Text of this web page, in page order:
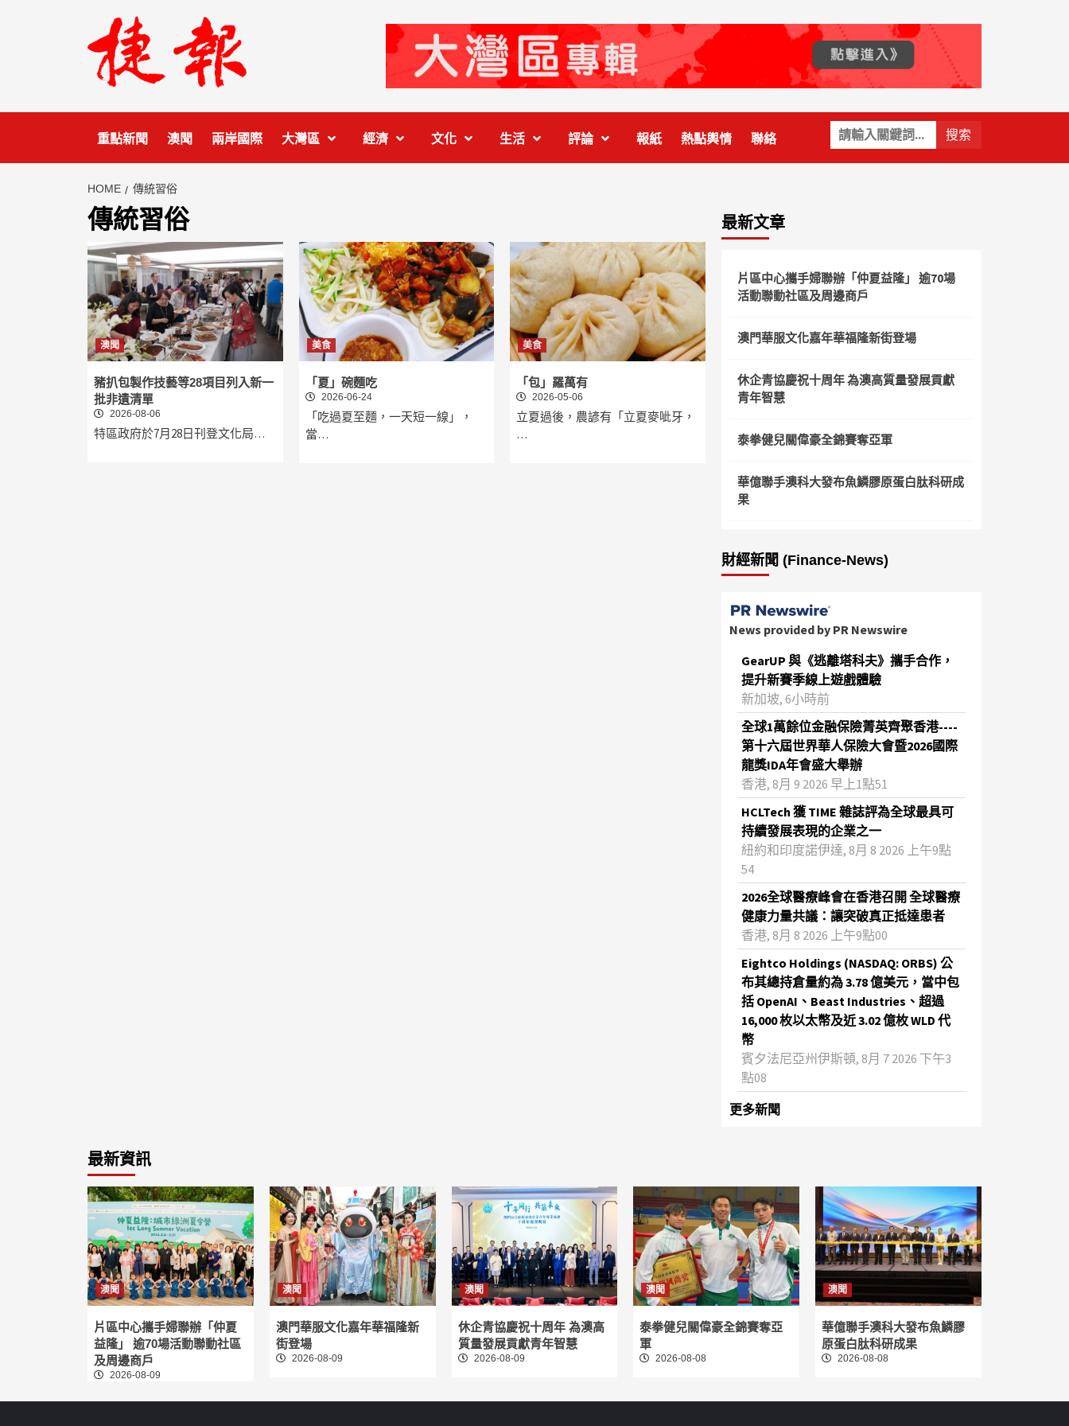
關
鍵
字:
重點新聞 澳聞 兩岸國際 大灣區 經濟 文化 生活 評論 報紙 熱點輿情 聯絡
HOME 傳統習俗
傳統習俗
澳聞
豬扒包製作技藝等28項目列入新一
批非遺清單
2026-08-06
特區政府於7月28日刊登文化局…
美食
「夏」碗麵吃
2026-06-24
「吃過夏至麵，一天短一線」，
當…
美食
「包」羅萬有
2026-05-06
立夏過後，農諺有「立夏麥呲牙，
…
最新文章
片區中心攜手婦聯辦「仲夏益隆」 逾70場
活動聯動社區及周邊商戶
澳門華服文化嘉年華福隆新街登場
休企青協慶祝十周年 為澳高質量發展貢獻
青年智慧
泰拳健兒關偉豪全錦賽奪亞軍
華億聯手澳科大發布魚鱗膠原蛋白肽科研成
果
財經新聞 (Finance-News)
News provided by PR Newswire
GearUP 與《逃離塔科夫》攜手合作，
提升新賽季線上遊戲體驗
新加坡, 6小時前
全球1萬餘位金融保險菁英齊聚香港----
第十六屆世界華人保險大會暨2026國際
龍獎IDA年會盛大舉辦
香港, 8月 9 2026 早上1點51
HCLTech 獲 TIME 雜誌評為全球最具可
持續發展表現的企業之一
紐約和印度諾伊達, 8月 8 2026 上午9點
54
2026全球醫療峰會在香港召開 全球醫療
健康力量共議：讓突破真正抵達患者
香港, 8月 8 2026 上午9點00
Eightco Holdings (NASDAQ: ORBS) 公
布其總持倉量約為 3.78 億美元，當中包
括 OpenAI、Beast Industries、超過
16,000 枚以太幣及近 3.02 億枚 WLD 代
幣
賓夕法尼亞州伊斯頓, 8月 7 2026 下午3
點08
更多新聞
最新資訊
澳聞
片區中心攜手婦聯辦「仲夏
益隆」 逾70場活動聯動社區
及周邊商戶
2026-08-09
澳聞
澳門華服文化嘉年華福隆新
街登場
2026-08-09
澳聞
休企青協慶祝十周年 為澳高
質量發展貢獻青年智慧
2026-08-09
澳聞
泰拳健兒關偉豪全錦賽奪亞
軍
2026-08-08
澳聞
華億聯手澳科大發布魚鱗膠
原蛋白肽科研成果
2026-08-08